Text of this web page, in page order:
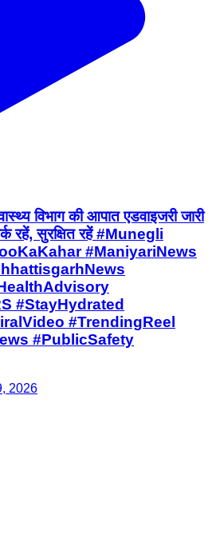
विभाग की आपात एडवाइजरी जारी
रहें, सुरक्षित रहें #Munegli
#ManiyariNews
#StayHydrated
#TrendingReel
#PublicSafety
2026